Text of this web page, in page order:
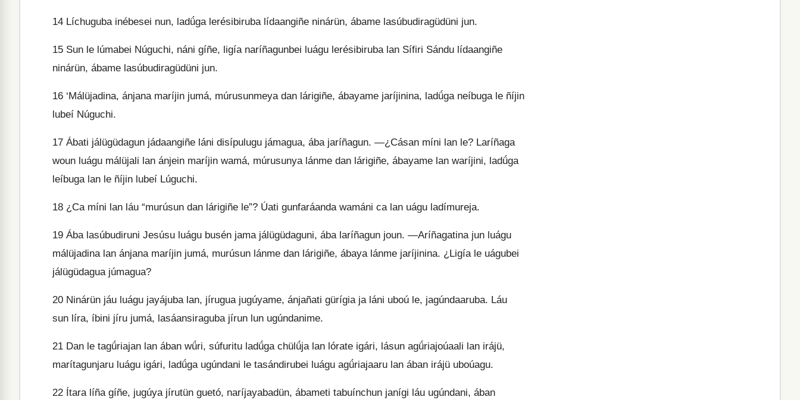
14 Líchuguba inébesei nun, ladǘga lerésibiruba lídaangiñe ninárün, ábame lasúbudiragüdüni jun.
15 Sun le lúmabei Núguchi, náni gíñe, ligía naríñagunbei luágu lerésibiruba lan Sífiri Sándu lídaangiñe
ninárün, ábame lasúbudiragüdüni jun.
16 ‘Málüjadina, ánjana maríjin jumá, múrusunmeya dan lárigiñe, ábayame jaríjinina, ladǘga neíbuga le ñíjin
lubeí Núguchi.
17 Ábati jálügüdagun jádaangiñe láni disípulugu jámagua, ába jaríñagun. —¿Cásan míni lan le? Laríñaga
woun luágu málüjali lan ánjein maríjin wamá, múrusunya lánme dan lárigiñe, ábayame lan waríjini, ladǘga
leíbuga lan le ñíjin lubeí Lúguchi.
18 ¿Ca míni lan láu “murúsun dan lárigiñe le”? Úati gunfaráanda wamáni ca lan uágu ladímureja.
19 Ába lasúbudiruni Jesúsu luágu busén jama jálügüdaguni, ába laríñagun joun. —Aríñagatina jun luágu
málüjadina lan ánjana maríjin jumá, murúsun lánme dan lárigiñe, ábaya lánme jaríjinina. ¿Ligía le uágubei
jálügüdagua júmagua?
20 Ninárün jáu luágu jayájuba lan, jírugua jugúyame, ánjañati gürígia ja láni uboú le, jagúndaaruba. Láu
sun líra, íbini jíru jumá, lasáansiraguba jírun lun ugúndanime.
21 Dan le tagǘriajan lan ában wǘri, súfuritu ladǘga chülǘja lan lórate igári, lásun agǘriajoúaali lan irájü,
marítagunjaru luágu igári, ladǘga ugúndani le tasándirubei luágu agǘriajaaru lan ában irájü uboúagu.
22 Ítara líña gíñe, jugúya jírutün guetó, naríjayabadün, ábameti tabuínchun janígi láu ugúndani, ában